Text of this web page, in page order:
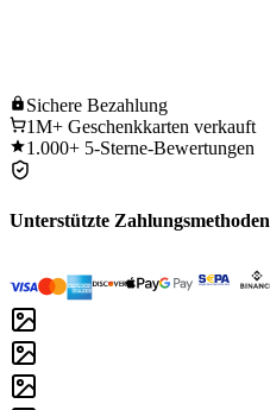
Sichere Bezahlung
1M+ Geschenkkarten verkauft
1.000+ 5-Sterne-Bewertungen
Unterstützte Zahlungsmethoden